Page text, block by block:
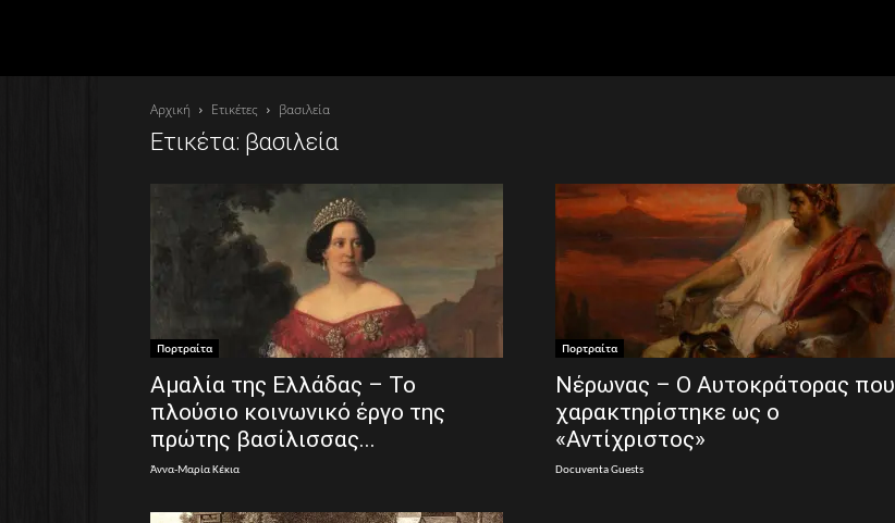
Αρχική Ετικέτες βασιλεία
Ετικέτα: βασιλεία
Πορτραίτα
Αμαλία της Ελλάδας – Το
πλούσιο κοινωνικό έργο της
πρώτης βασίλισσας...
Άννα-Μαρία Κέκια
Πορτραίτα
Νέρωνας – Ο Αυτοκράτορας που
χαρακτηρίστηκε ως ο
«Αντίχριστος»
Docuventa Guests